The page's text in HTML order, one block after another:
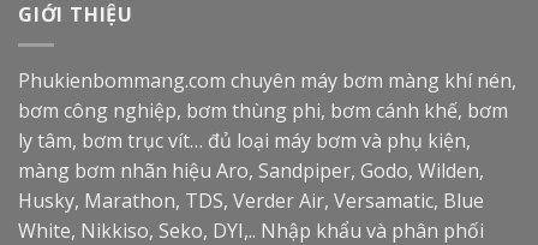
GIỚI THIỆU
Phukienbommang.com chuyên máy bơm màng khí nén,
bơm công nghiệp, bơm thùng phi, bơm cánh khế, bơm
ly tâm, bơm trục vít… đủ loại máy bơm và phụ kiện,
màng bơm nhãn hiệu Aro, Sandpiper, Godo, Wilden,
Husky, Marathon, TDS, Verder Air, Versamatic, Blue
White, Nikkiso, Seko, DYI,.. Nhập khẩu và phân phối